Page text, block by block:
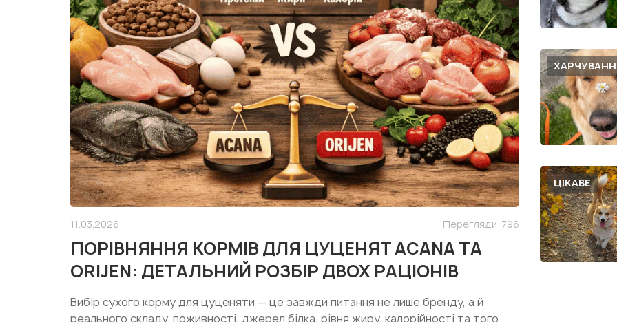
11.03.2026 Перегляди 796
ПОРІВНЯННЯ КОРМІВ ДЛЯ ЦУЦЕНЯТ ACANA ТА
ORIJEN: ДЕТАЛЬНИЙ РОЗБІР ДВОХ РАЦІОНІВ
Вибір сухого корму для цуценяти — це завжди питання не лише бренду, а й
реального складу, поживності, джерел білка, рівня жиру, калорійності та того,
ЦІКАВЕ